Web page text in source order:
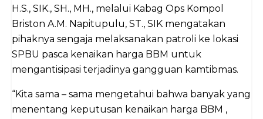
H.S., SIK., SH., MH., melalui Kabag Ops Kompol
Briston A.M. Napitupulu, ST., SIK mengatakan
pihaknya sengaja melaksanakan patroli ke lokasi
SPBU pasca kenaikan harga BBM untuk
mengantisipasi terjadinya gangguan kamtibmas.
“Kita sama – sama mengetahui bahwa banyak yang
menentang keputusan kenaikan harga BBM ,